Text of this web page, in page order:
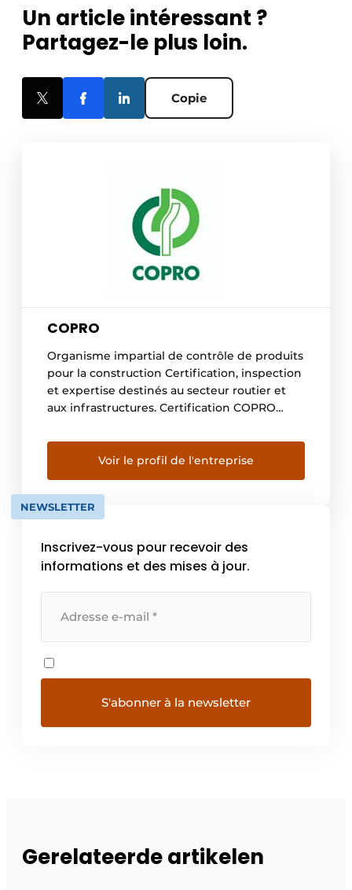
Un article intéressant ?
Partagez-le plus loin.
Copie
COPRO
Organisme impartial de contrôle de produits
pour la construction Certification, inspection
et expertise destinés au secteur routier et
aux infrastructures. Certification COPRO
d’infrastructure en certifiant les produits de
construction et leur mise en œuvre. En outre,
COPRO assure la certification des systèmes
de qualité. Certification des produits
Certification d’exécution Certification […]
Voir le profil de l'entreprise
NEWSLETTER
Inscrivez-vous pour recevoir des
informations et des mises à jour.
Gerelateerde artikelen